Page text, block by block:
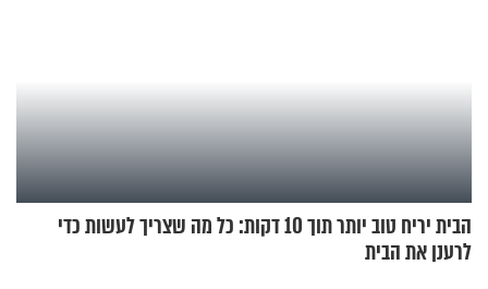
הבית יריח טוב יותר תוך 10 דקות: כל מה שצריך לעשות כדי
לרענן את הבית